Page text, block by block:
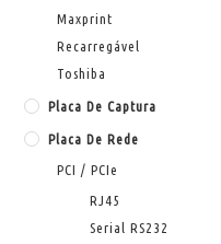
Maxprint
Recarregável
Toshiba
Placa De Captura
Placa De Rede
PCI / PCIe
RJ45
Serial RS232